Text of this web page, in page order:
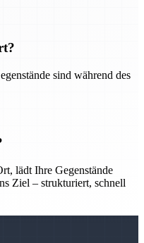
sind während des
lädt Ihre Gegenstände
Ziel – strukturiert, schnell